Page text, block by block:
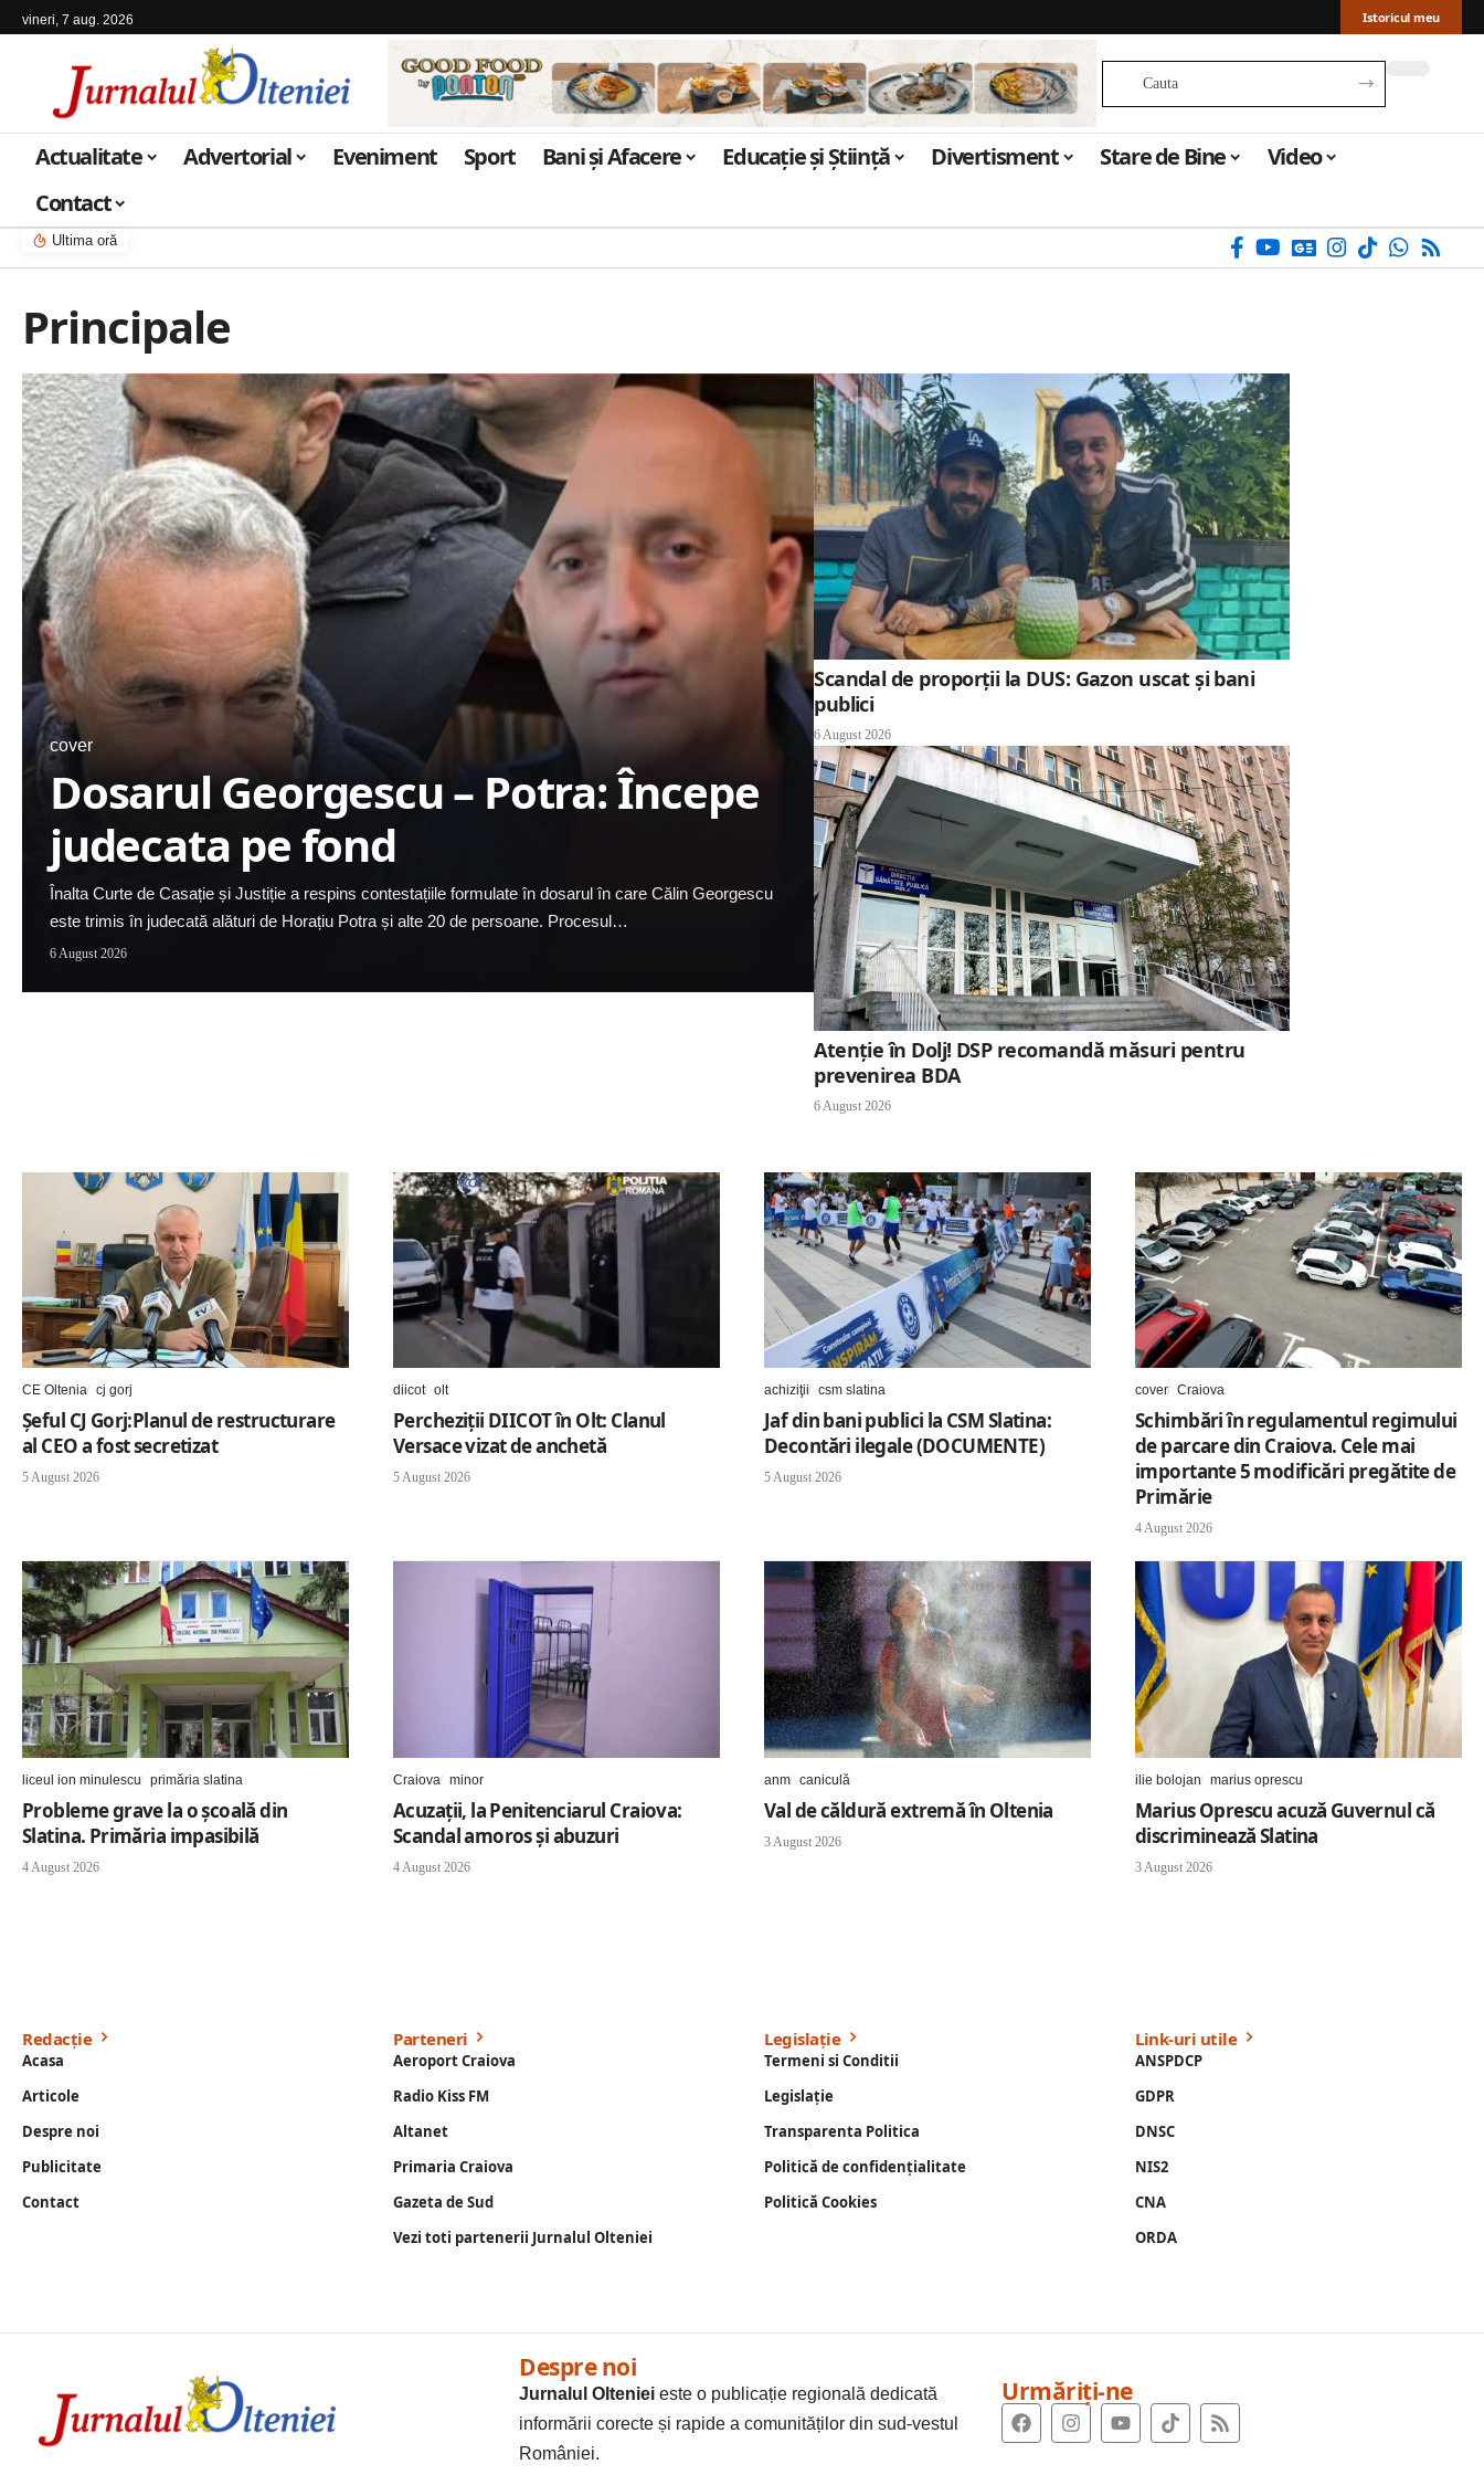
vineri, 7 aug. 2026 Istoricul meu
Actualitate Advertorial Eveniment Sport Bani și Afacere Educație și Știință Divertisment Stare de Bine
Video
Contact
Ultima oră
Principale
cover
Dosarul Georgescu – Potra: Începe
judecata pe fond
Înalta Curte de Casație și Justiție a respins contestațiile formulate în dosarul în care Călin Georgescu
este trimis în judecată alături de Horațiu Potra și alte 20 de persoane. Procesul…
6 August 2026
Scandal de proporții la DUS: Gazon uscat și bani
publici
6 August 2026
Atenție în Dolj! DSP recomandă măsuri pentru
prevenirea BDA
6 August 2026
CE Oltenia cj gorj
Șeful CJ Gorj:Planul de restructurare
al CEO a fost secretizat
5 August 2026
diicot olt
Percheziții DIICOT în Olt: Clanul
Versace vizat de anchetă
5 August 2026
achiziţii csm slatina
Jaf din bani publici la CSM Slatina:
Decontări ilegale (DOCUMENTE)
5 August 2026
cover Craiova
Schimbări în regulamentul regimului
de parcare din Craiova. Cele mai
importante 5 modificări pregătite de
Primărie
4 August 2026
liceul ion minulescu primăria slatina
Probleme grave la o școală din
Slatina. Primăria impasibilă
4 August 2026
Craiova minor
Acuzaţii, la Penitenciarul Craiova:
Scandal amoros și abuzuri
4 August 2026
anm caniculă
Val de căldură extremă în Oltenia
3 August 2026
ilie bolojan marius oprescu
Marius Oprescu acuză Guvernul că
discriminează Slatina
3 August 2026
Redacție
Acasa
Articole
Despre noi
Publicitate
Contact
Parteneri
Aeroport Craiova
Radio Kiss FM
Altanet
Primaria Craiova
Gazeta de Sud
Vezi toti partenerii Jurnalul Olteniei
Legislație
Termeni si Conditii
Legislație
Transparenta Politica
Politică de confidențialitate
Politică Cookies
Link-uri utile
ANSPDCP
GDPR
DNSC
NIS2
CNA
ORDA
Despre noi
Jurnalul Olteniei este o publicație regională dedicată
informării corecte și rapide a comunităților din sud-vestul
României.
Urmăriți-ne